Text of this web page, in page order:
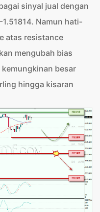
sinyal jual dengan
Namun hati-
atas resistance
mengubah bias
besar
hingga kisaran